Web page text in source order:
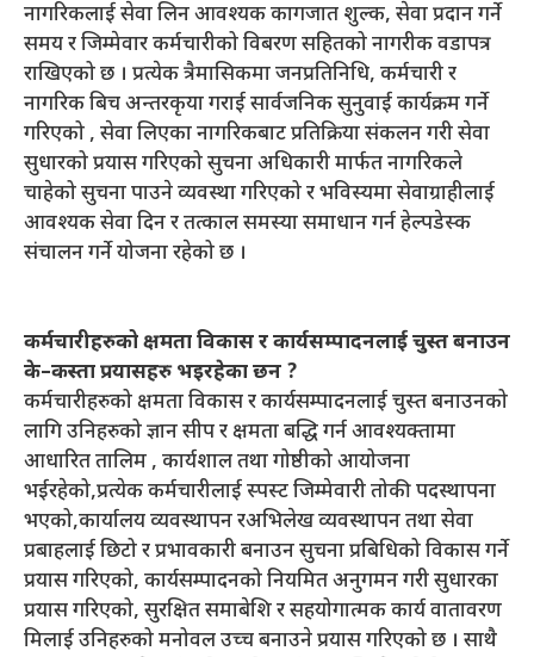
नागरिकलाई सेवा लिन आवश्यक कागजात शुल्क, सेवा प्रदान गर्ने
समय र जिम्मेवार कर्मचारीको विबरण सहितको नागरीक वडापत्र
राखिएको छ । प्रत्येक त्रैमासिकमा जनप्रतिनिधि, कर्मचारी र
नागरिक बिच अन्तरकृया गराई सार्वजनिक सुनुवाई कार्यक्रम गर्ने
गरिएको , सेवा लिएका नागरिकबाट प्रतिक्रिया संकलन गरी सेवा
सुधारको प्रयास गरिएको सुचना अधिकारी मार्फत नागरिकले
चाहेको सुचना पाउने व्यवस्था गरिएको र भविस्यमा सेवाग्राहीलाई
आवश्यक सेवा दिन र तत्काल समस्या समाधान गर्न हेल्पडेस्क
संचालन गर्ने योजना रहेको छ ।
कर्मचारीहरुको क्षमता विकास र कार्यसम्पादनलाई चुस्त बनाउन
के–कस्ता प्रयासहरु भइरहेका छन ?
कर्मचारीहरुको क्षमता विकास र कार्यसम्पादनलाई चुस्त बनाउनको
लागि उनिहरुको ज्ञान सीप र क्षमता बद्धि गर्न आवश्यक्तामा
आधारित तालिम , कार्यशाल तथा गोष्ठीको आयोजना
भईरहेको,प्रत्येक कर्मचारीलाई स्पस्ट जिम्मेवारी तोकी पदस्थापना
भएको,कार्यालय व्यवस्थापन रअभिलेख व्यवस्थापन तथा सेवा
प्रबाहलाई छिटो र प्रभावकारी बनाउन सुचना प्रबिधिको विकास गर्ने
प्रयास गरिएको, कार्यसम्पादनको नियमित अनुगमन गरी सुधारका
प्रयास गरिएको, सुरक्षित समाबेशि र सहयोगात्मक कार्य वातावरण
मिलाई उनिहरुको मनोवल उच्च बनाउने प्रयास गरिएको छ । साथै